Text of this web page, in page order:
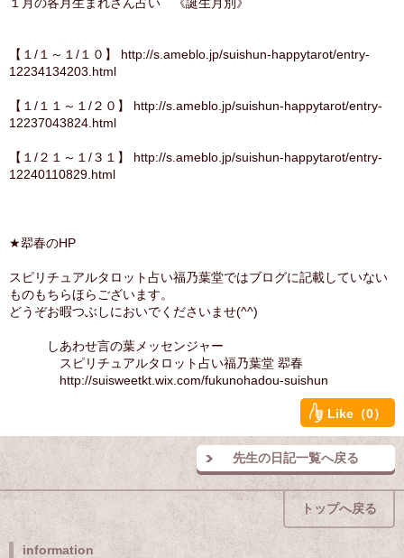
【１/１～１/１０】 http://s.ameblo.jp/suishun-happytarot/entry-
12234134203.html
【１/１１～１/２０】 http://s.ameblo.jp/suishun-happytarot/entry-
12237043824.html
【１/２１～１/３１】 http://s.ameblo.jp/suishun-happytarot/entry-
12240110829.html
★翆春のHP
スピリチュアルタロット占い福乃葉堂ではブログに記載していない
ものもちらほらございます。
どうぞお暇つぶしにおいでくださいませ(^^)
しあわせ言の葉メッセンジャー
スピリチュアルタロット占い福乃葉堂 翆春
http://suisweetkt.wix.com/fukunohadou-suishun
Like（0）
先生の日記一覧へ戻る
トップへ戻る
information